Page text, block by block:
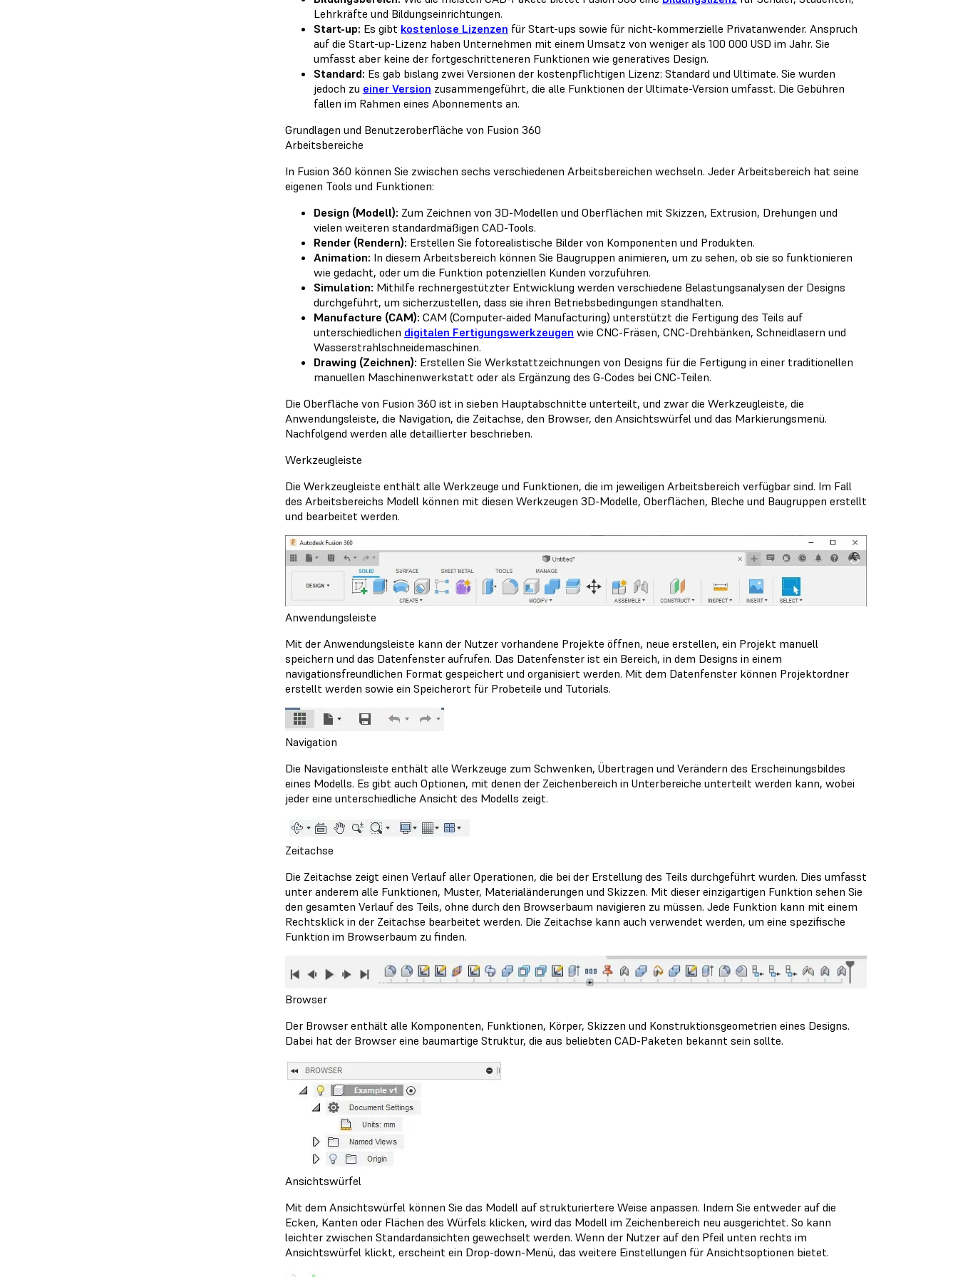
Lehrkräfte und Bildungseinrichtungen.
Start-up: Es gibt kostenlose Lizenzen für Start-ups sowie für nicht-kommerzielle Privatanwender. Anspruch
auf die Start-up-Lizenz haben Unternehmen mit einem Umsatz von weniger als 100 000 USD im Jahr. Sie
umfasst aber keine der fortgeschritteneren Funktionen wie generatives Design.
Standard: Es gab bislang zwei Versionen der kostenpflichtigen Lizenz: Standard und Ultimate. Sie wurden
jedoch zu einer Version zusammengeführt, die alle Funktionen der Ultimate-Version umfasst. Die Gebühren
fallen im Rahmen eines Abonnements an.
Grundlagen und Benutzeroberfläche von Fusion 360
Arbeitsbereiche
In Fusion 360 können Sie zwischen sechs verschiedenen Arbeitsbereichen wechseln. Jeder Arbeitsbereich hat seine
eigenen Tools und Funktionen:
Design (Modell): Zum Zeichnen von 3D-Modellen und Oberflächen mit Skizzen, Extrusion, Drehungen und
vielen weiteren standardmäßigen CAD-Tools.
Render (Rendern): Erstellen Sie fotorealistische Bilder von Komponenten und Produkten.
Animation: In diesem Arbeitsbereich können Sie Baugruppen animieren, um zu sehen, ob sie so funktionieren
wie gedacht, oder um die Funktion potenziellen Kunden vorzuführen.
Simulation: Mithilfe rechnergestützter Entwicklung werden verschiedene Belastungsanalysen der Designs
durchgeführt, um sicherzustellen, dass sie ihren Betriebsbedingungen standhalten.
Manufacture (CAM): CAM (Computer-aided Manufacturing) unterstützt die Fertigung des Teils auf
unterschiedlichen digitalen Fertigungswerkzeugen wie CNC-Fräsen, CNC-Drehbänken, Schneidlasern und
Wasserstrahlschneidemaschinen.
Drawing (Zeichnen): Erstellen Sie Werkstattzeichnungen von Designs für die Fertigung in einer traditionellen
manuellen Maschinenwerkstatt oder als Ergänzung des G-Codes bei CNC-Teilen.
Die Oberfläche von Fusion 360 ist in sieben Hauptabschnitte unterteilt, und zwar die Werkzeugleiste, die
Anwendungsleiste, die Navigation, die Zeitachse, den Browser, den Ansichtswürfel und das Markierungsmenü.
Nachfolgend werden alle detaillierter beschrieben.
Werkzeugleiste
Die Werkzeugleiste enthält alle Werkzeuge und Funktionen, die im jeweiligen Arbeitsbereich verfügbar sind. Im Fall
des Arbeitsbereichs Modell können mit diesen Werkzeugen 3D-Modelle, Oberflächen, Bleche und Baugruppen erstellt
und bearbeitet werden.
Anwendungsleiste
Mit der Anwendungsleiste kann der Nutzer vorhandene Projekte öffnen, neue erstellen, ein Projekt manuell
speichern und das Datenfenster aufrufen. Das Datenfenster ist ein Bereich, in dem Designs in einem
navigationsfreundlichen Format gespeichert und organisiert werden. Mit dem Datenfenster können Projektordner
erstellt werden sowie ein Speicherort für Probeteile und Tutorials.
Navigation
Die Navigationsleiste enthält alle Werkzeuge zum Schwenken, Übertragen und Verändern des Erscheinungsbildes
eines Modells. Es gibt auch Optionen, mit denen der Zeichenbereich in Unterbereiche unterteilt werden kann, wobei
jeder eine unterschiedliche Ansicht des Modells zeigt.
Zeitachse
Die Zeitachse zeigt einen Verlauf aller Operationen, die bei der Erstellung des Teils durchgeführt wurden. Dies umfasst
unter anderem alle Funktionen, Muster, Materialänderungen und Skizzen. Mit dieser einzigartigen Funktion sehen Sie
den gesamten Verlauf des Teils, ohne durch den Browserbaum navigieren zu müssen. Jede Funktion kann mit einem
Rechtsklick in der Zeitachse bearbeitet werden. Die Zeitachse kann auch verwendet werden, um eine spezifische
Funktion im Browserbaum zu finden.
Browser
Der Browser enthält alle Komponenten, Funktionen, Körper, Skizzen und Konstruktionsgeometrien eines Designs.
Dabei hat der Browser eine baumartige Struktur, die aus beliebten CAD-Paketen bekannt sein sollte.
Ansichtswürfel
Mit dem Ansichtswürfel können Sie das Modell auf strukturiertere Weise anpassen. Indem Sie entweder auf die
Ecken, Kanten oder Flächen des Würfels klicken, wird das Modell im Zeichenbereich neu ausgerichtet. So kann
leichter zwischen Standardansichten gewechselt werden. Wenn der Nutzer auf den Pfeil unten rechts im
Ansichtswürfel klickt, erscheint ein Drop-down-Menü, das weitere Einstellungen für Ansichtsoptionen bietet.